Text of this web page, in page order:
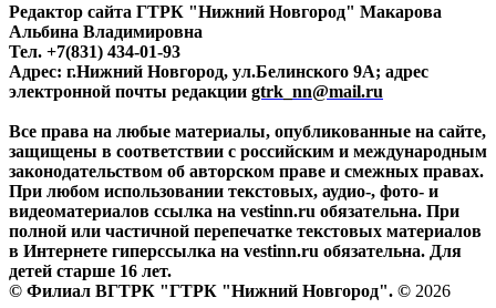
Редактор сайта ГТРК "Нижний Новгород" Макарова
Альбина Владимировна
Тел. +7(831) 434-01-93
Адрес: г.Нижний Новгород, ул.Белинского 9А; адрес
электронной почты редакции gtrk_nn@mail.ru
Все права на любые материалы, опубликованные на сайте,
защищены в соответствии с российским и международным
законодательством об авторском праве и смежных правах.
При любом использовании текстовых, аудио-, фото- и
видеоматериалов ссылка на vestinn.ru обязательна. При
полной или частичной перепечатке текстовых материалов
в Интернете гиперссылка на vestinn.ru обязательна. Для
детей старше 16 лет.
© Филиал ВГТРК "ГТРК "Нижний Новгород". © 2026